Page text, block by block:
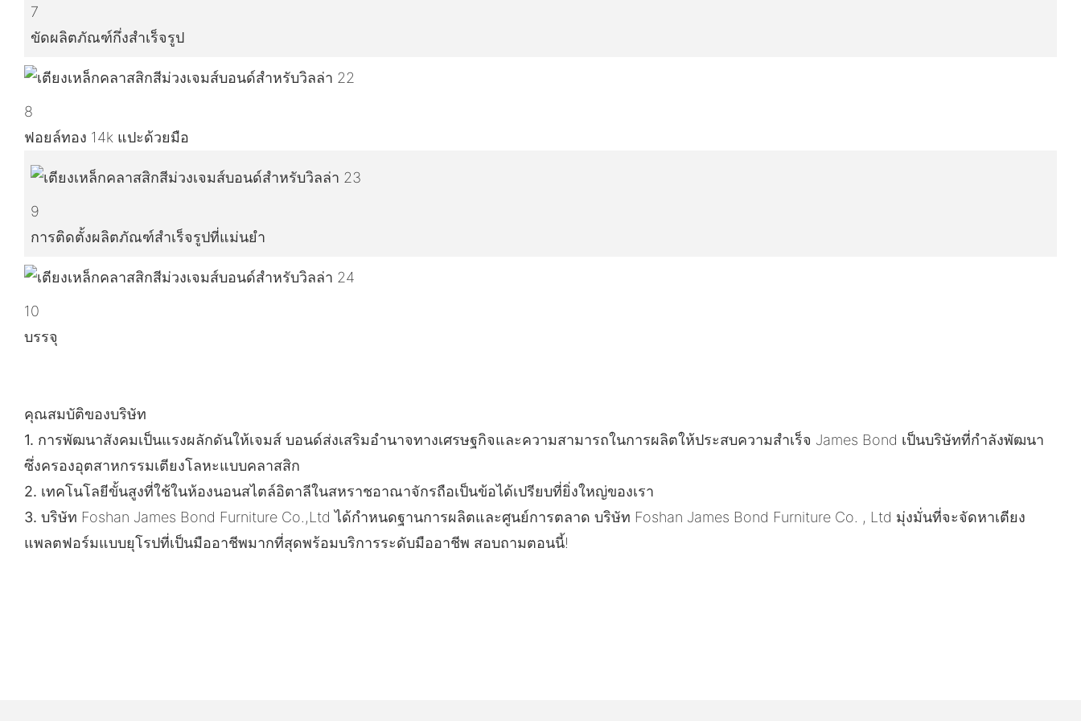
7
ขัดผลิตภัณฑ์กึ่งสำเร็จรูป
8
ฟอยล์ทอง 14k แปะด้วยมือ
9
การติดตั้งผลิตภัณฑ์สำเร็จรูปที่แม่นยำ
10
บรรจุ
คุณสมบัติของบริษัท
1. การพัฒนาสังคมเป็นแรงผลักดันให้เจมส์ บอนด์ส่งเสริมอำนาจทางเศรษฐกิจและความสามารถในการผลิตให้ประสบความสำเร็จ James Bond เป็นบริษัทที่กำลังพัฒนา
ซึ่งครองอุตสาหกรรมเตียงโลหะแบบคลาสสิก
2. เทคโนโลยีขั้นสูงที่ใช้ในห้องนอนสไตล์อิตาลีในสหราชอาณาจักรถือเป็นข้อได้เปรียบที่ยิ่งใหญ่ของเรา
3. บริษัท Foshan James Bond Furniture Co.,Ltd ได้กำหนดฐานการผลิตและศูนย์การตลาด บริษัท Foshan James Bond Furniture Co. , Ltd มุ่งมั่นที่จะจัดหาเตียง
แพลตฟอร์มแบบยุโรปที่เป็นมืออาชีพมากที่สุดพร้อมบริการระดับมืออาชีพ สอบถามตอนนี้!